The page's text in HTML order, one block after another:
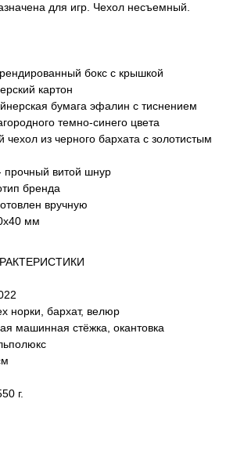
для игр. Чехол несъемный.
бокс с крышкой
картон
бумага эфалин с тиснением
темно-синего цвета
чехол из черного бархата с золотистым
прочный витой шнур
бренда
вручную
мм
норки, бархат, велюр
машинная стёжка, окантовка
г.